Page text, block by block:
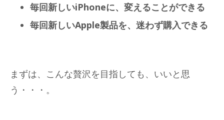
毎回新しいiPhoneに、変えることができる
毎回新しいApple製品を、迷わず購入できる
まずは、こんな贅沢を目指しても、いいと思
う・・・。